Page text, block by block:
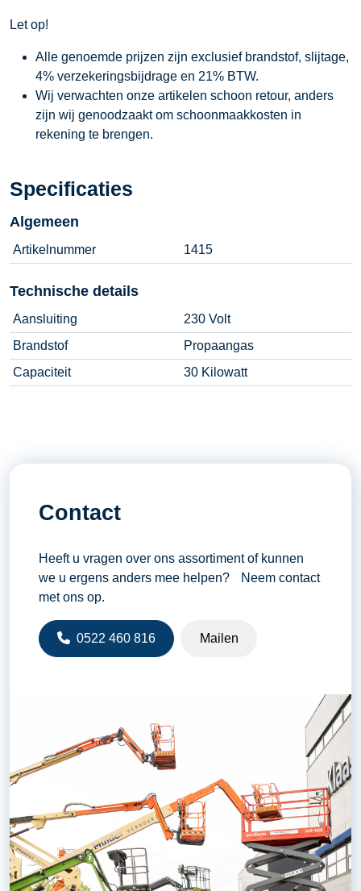
Let op!
Alle genoemde prijzen zijn exclusief brandstof, slijtage,
4% verzekeringsbijdrage en 21% BTW.
Wij verwachten onze artikelen schoon retour, anders
zijn wij genoodzaakt om schoonmaakkosten in
rekening te brengen.
Specificaties
Algemeen
Artikelnummer 1415
Technische details
Aansluiting
230 Volt
Brandstof
Propaangas
Capaciteit
30 Kilowatt
Contact
Heeft u vragen over ons assortiment of kunnen
we u ergens anders mee helpen? Neem contact
met ons op.
0522 460 816 Mailen